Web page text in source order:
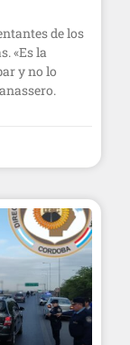
de los
«Es la
y no lo